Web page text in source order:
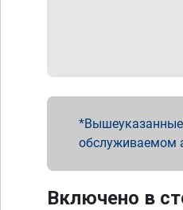
Вышеуказанные
обслуживаемом
Включено в